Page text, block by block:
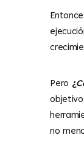
Pero ¿
no